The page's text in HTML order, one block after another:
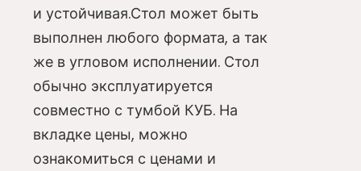
и устойчивая.Стол может быть
выполнен любого формата, а так
же в угловом исполнении. Стол
обычно эксплуатируется
совместно с тумбой КУБ. На
вкладке цены, можно
ознакомиться с ценами и